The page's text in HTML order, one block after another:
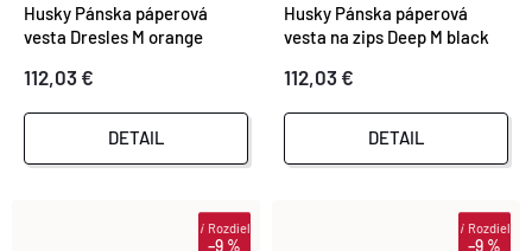
Husky Pánska páperová
vesta Dresles M orange
112,03 €
DETAIL
Husky Pánska páperová
vesta na zips Deep M black
112,03 €
DETAIL
–9 %
iRozdiel
–9 %
iRozdiel